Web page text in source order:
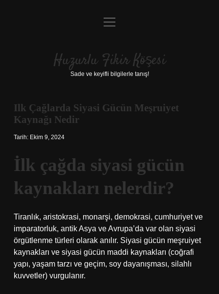
Anasayfa
Yasal Uyarı
menüyü
Huzurlu Fikir Köşesi
Sade ve keyifli bilgilerle tanış!
Ilk Çağlarda Siyasi Gücün Meşruiyet
Kaynağı Nedir
Tarih: Ekim 9, 2024
İlk çağda siyasi gücün
kaynakları nelerdir?
Tiranlık, aristokrasi, monarşi, demokrasi, cumhuriyet ve
imparatorluk, antik Asya ve Avrupa’da var olan siyasi
örgütlenme türleri olarak anılır. Siyasi gücün meşruiyet
kaynakları ve siyasi gücün maddi kaynakları (coğrafi
yapı, yaşam tarzı ve geçim, soy dayanışması, silahlı
kuvvetler) vurgulanır.